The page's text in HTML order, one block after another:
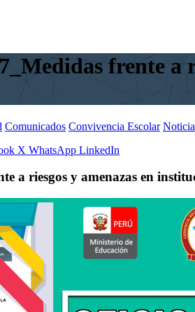
frente a
Comunicados Convivencia Escolar
X WhatsApp LinkedIn
a riesgos y amenazas en